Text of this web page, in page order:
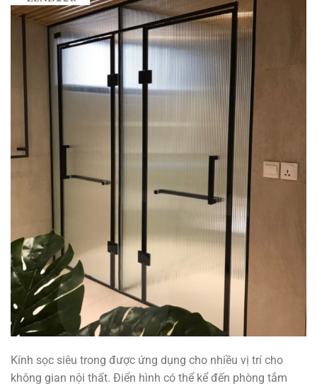
Kính sọc siêu trong được ứng dụng cho nhiều vị trí cho
không gian nội thất. Điển hình có thể kể đến phòng tắm